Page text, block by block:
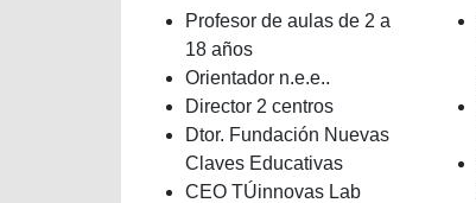
Profesor de aulas de 2 a
18 años
Orientador n.e.e..
Director 2 centros
Dtor. Fundación Nuevas
Claves Educativas
CEO TÚinnovas Lab